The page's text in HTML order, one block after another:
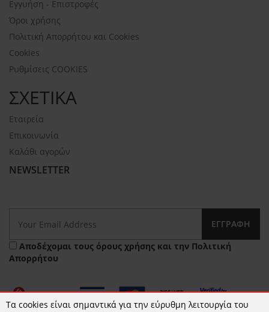
Εγγυήση - Επιστροφές
Όροι χρήσης
Πολιτική Απορρήτου και Cookies
Cookies
Ρυθμίσεις COOKIES
ΣΧΕΤΙΚΑ
Εταιρεία
Επικοινωνία
Καλάθι αγορών
NEWSLETTER
ΕΓΓΡΑΦΉ
Αποδέχομαι τους όρους χρήσης και την Πολιτική
Απορρήτου
Τα cookies είναι σημαντικά για την εύρυθμη λειτουργία του